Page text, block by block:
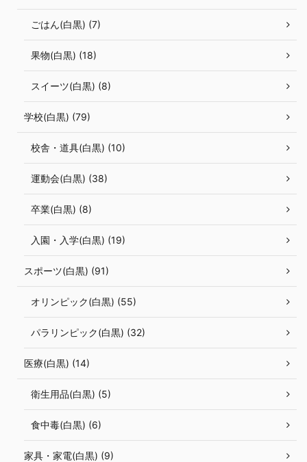
ごはん(白黒) (7)
果物(白黒) (18)
スイーツ(白黒) (8)
学校(白黒) (79)
校舎・道具(白黒) (10)
運動会(白黒) (38)
卒業(白黒) (8)
入園・入学(白黒) (19)
スポーツ(白黒) (91)
オリンピック(白黒) (55)
パラリンピック(白黒) (32)
医療(白黒) (14)
衛生用品(白黒) (5)
食中毒(白黒) (6)
家具・家電(白黒) (9)